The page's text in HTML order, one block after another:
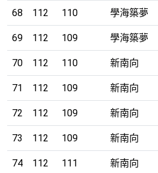
面
68 112 110 學海築夢
69 112 109 學海築夢
70 112 110 新南向
71 112 109 新南向
72 112 109 新南向
73 112 109 新南向
74 112 111 新南向